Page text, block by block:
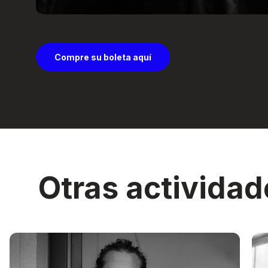
Compre su boleta aquí
Otras